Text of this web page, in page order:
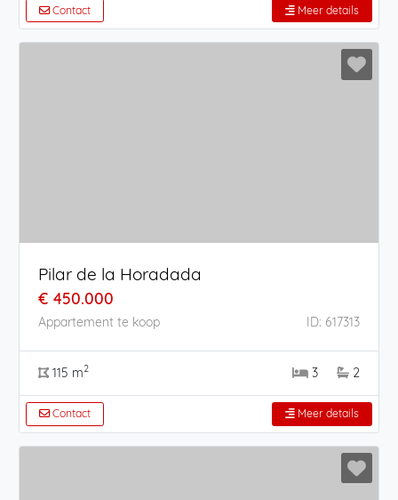
Contact Meer details
Pilar de la Horadada
€ 450.000
Appartement te koop ID: 617313
115 m2 3 2
Contact Meer details